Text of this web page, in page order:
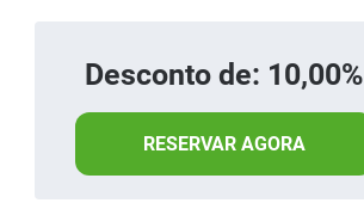
Desconto de: 10,00%
RESERVAR AGORA